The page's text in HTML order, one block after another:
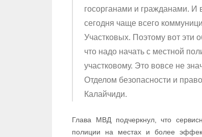
госорганами и гражданами. И
сегодня чаще всего
Участковых. Поэтому вот эти
что надо начать с местной
участковому. Это вовсе не
Отделом безопасности и
Калайчиди.
Глава МВД подчеркнул, что
полиции на местах и более